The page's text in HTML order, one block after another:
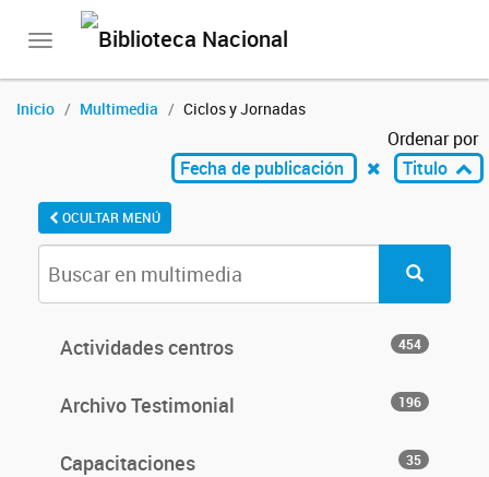
Toggle
Inicio Multimedia Ciclos y Jornadas
Ordenar por
Fecha de publicación
Titulo
OCULTAR MENÚ
Actividades centros 454
Archivo Testimonial 196
Capacitaciones 35